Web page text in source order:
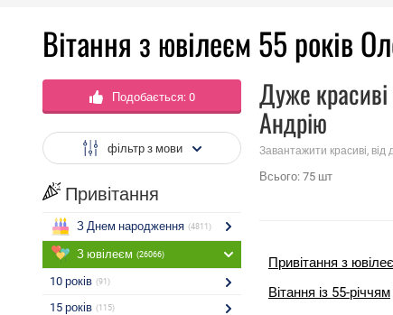
Вітання з ювілеєм 55 років
Подобається: 0
фільтр з мови
Привітання
З Днем народження (4811)
З ювілеєм (26066)
10 років (91)
15 років (115)
Дуже красиві
Андрію
Завантажити красиві, від
Всього: 75 шт
Привітання з
Вітання із 55-річчям